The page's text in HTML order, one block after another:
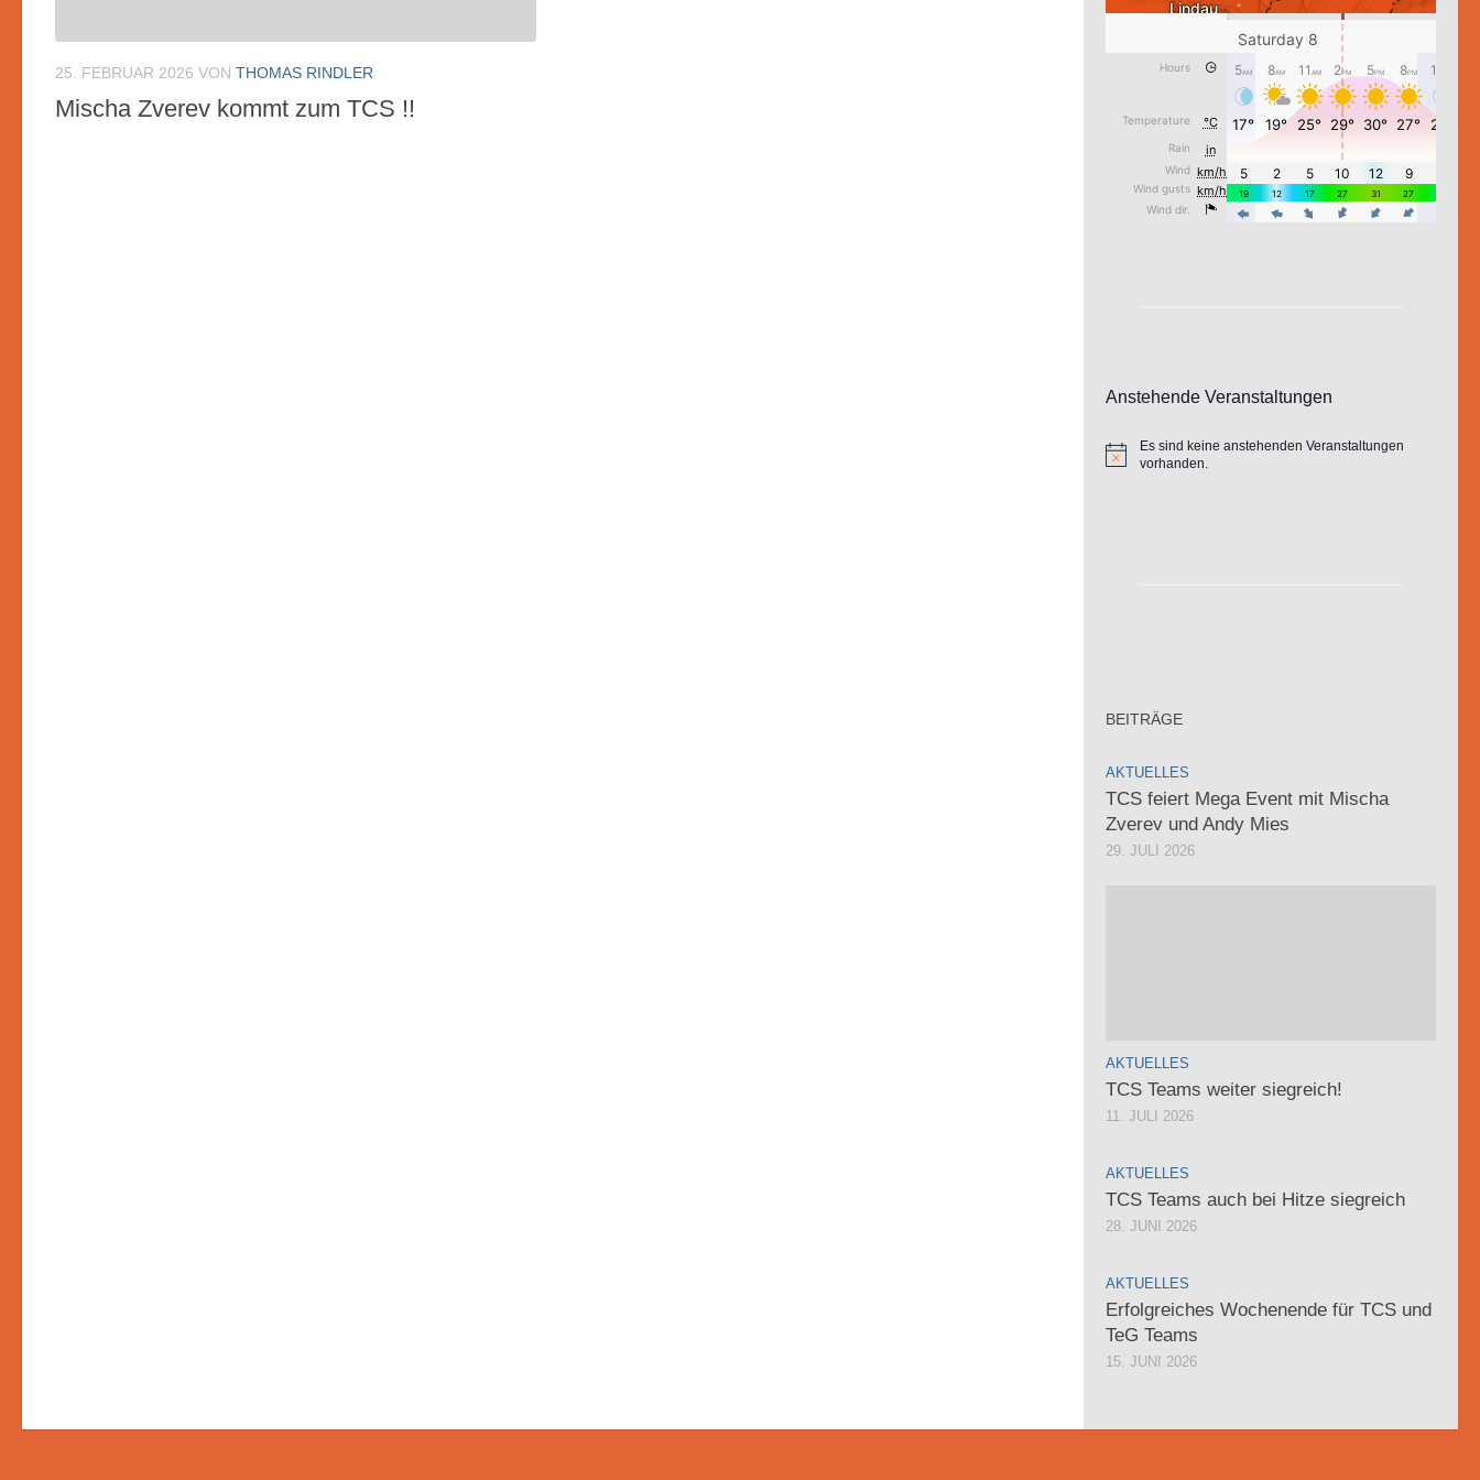
25. FEBRUAR 2026 VON THOMAS RINDLER
Mischa Zverev kommt zum TCS !!
Anstehende Veranstaltungen
Hinweis
Es sind keine anstehenden Veranstaltungen
vorhanden.
BEITRÄGE
AKTUELLES
TCS feiert Mega Event mit Mischa
Zverev und Andy Mies
29. JULI 2026
AKTUELLES
TCS Teams weiter siegreich!
11. JULI 2026
AKTUELLES
TCS Teams auch bei Hitze siegreich
28. JUNI 2026
AKTUELLES
Erfolgreiches Wochenende für TCS und
TeG Teams
15. JUNI 2026